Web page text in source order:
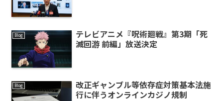
Blog
テレビアニメ『呪術廻戦』第3期「死
滅回游 前編」放送決定
Blog
改正ギャンブル等依存症対策基本法施
行に伴うオンラインカジノ規制